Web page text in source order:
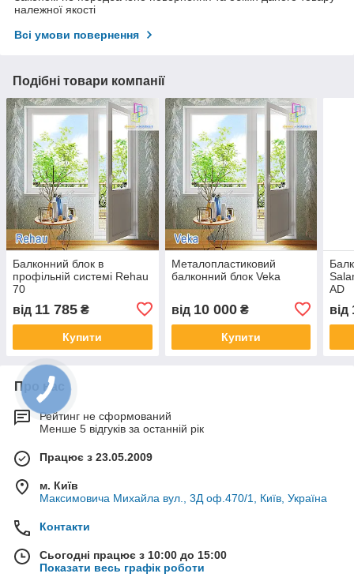
належної якості
Всі умови повернення
Подібні товари компанії
Балконний блок в
профільній системі Rehau
70
від 11 785 ₴
Купити
Металопластиковий
балконний блок Veka
від 10 000₴
Купити
AD
від
Про нас
Рейтинг не сформований
Менше 5 відгуків за останній рік
Працює з 23.05.2009
м. Київ
Максимовича Михайла вул., 3Д оф.470/1, Київ, Україна
Контакти
Сьогодні працює з 10:00 до 15:00
Показати весь графік роботи